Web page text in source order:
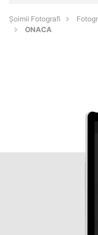
Șoimii Fotografi
ONACA